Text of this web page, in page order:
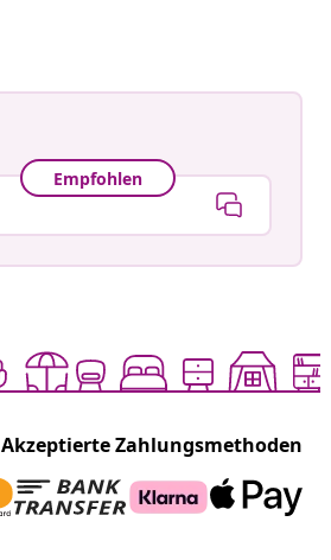
Empfohlen
Akzeptierte Zahlungsmethoden